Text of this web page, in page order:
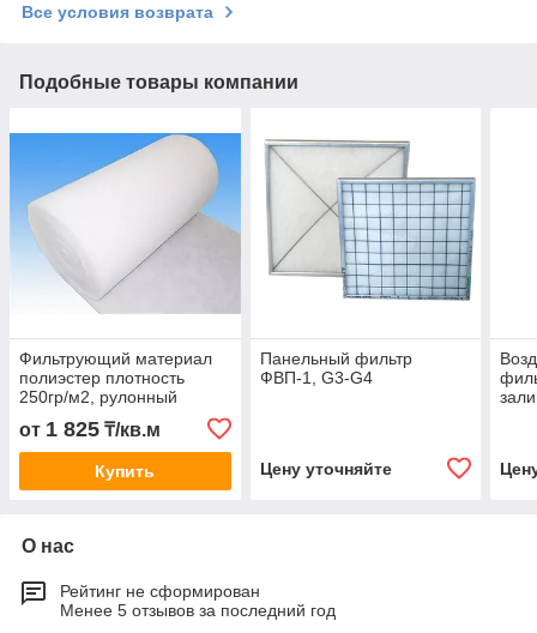
Все условия возврата
Подобные товары компании
Фильтрующий материал
полиэстер плотность
250гр/м2, рулонный
от 1 825 ₸/кв.м
Купить
Панельный фильтр
ФВП-1, G3-G4
Цену уточняйте
О нас
Рейтинг не сформирован
Менее 5 отзывов за последний год